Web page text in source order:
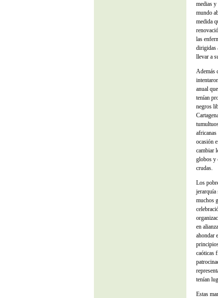
medias y
mundo
medida
las
dirigidas
llevar a
Además
anual
tenían
negros
ocasión
cambiar
globos y
crudas.
Los
jerarquía
muchos
en
ahondar
caóticas
tenían
Estas